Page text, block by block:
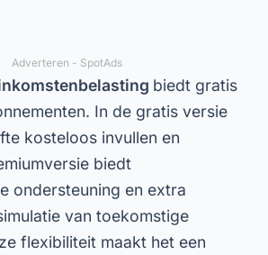
Adverteren - SpotAds
biedt gratis
In de gratis versie
kosteloos invullen en
biedt
ondersteuning en extra
van toekomstige
flexibiliteit maakt het een